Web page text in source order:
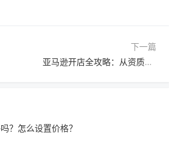
下一篇
亚马逊开店全攻略：从资质准备到合规运营的详细要求解析
？怎么设置价格？